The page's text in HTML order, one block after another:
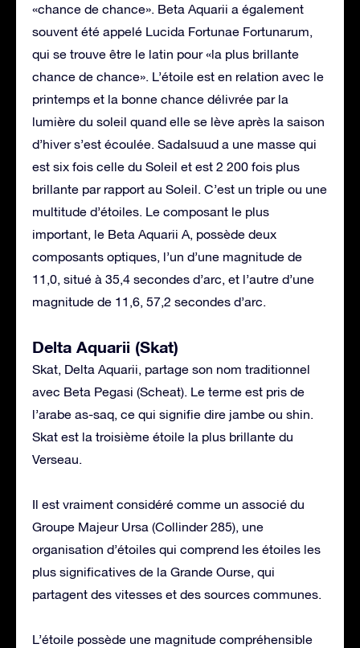
«chance de chance». Beta Aquarii a également
souvent été appelé Lucida Fortunae Fortunarum,
qui se trouve être le latin pour «la plus brillante
chance de chance». L’étoile est en relation avec le
printemps et la bonne chance délivrée par la
lumière du soleil quand elle se lève après la saison
d’hiver s’est écoulée. Sadalsuud a une masse qui
est six fois celle du Soleil et est 2 200 fois plus
brillante par rapport au Soleil. C’est un triple ou une
multitude d’étoiles. Le composant le plus
important, le Beta Aquarii A, possède deux
composants optiques, l’un d’une magnitude de
11,0, situé à 35,4 secondes d’arc, et l’autre d’une
magnitude de 11,6, 57,2 secondes d’arc.
Delta Aquarii (Skat)
Skat, Delta Aquarii, partage son nom traditionnel
avec Beta Pegasi (Scheat). Le terme est pris de
l’arabe as-saq, ce qui signifie dire jambe ou shin.
Skat est la troisième étoile la plus brillante du
Verseau.
Il est vraiment considéré comme un associé du
Groupe Majeur Ursa (Collinder 285), une
organisation d’étoiles qui comprend les étoiles les
plus significatives de la Grande Ourse, qui
partagent des vitesses et des sources communes.
L’étoile possède une magnitude compréhensible